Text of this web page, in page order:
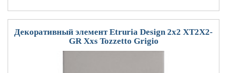
Декоративный элемент Etruria Design 2x2 XT2X2-
GR Xxs Tozzetto Grigio